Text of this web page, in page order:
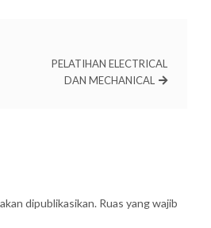
PELATIHAN ELECTRICAL
DAN MECHANICAL
dipublikasikan. Ruas yang wajib